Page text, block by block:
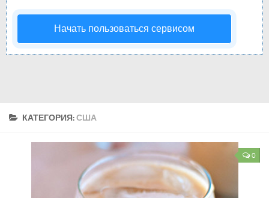
Начать пользоваться сервисом
КАТЕГОРИЯ:США
0